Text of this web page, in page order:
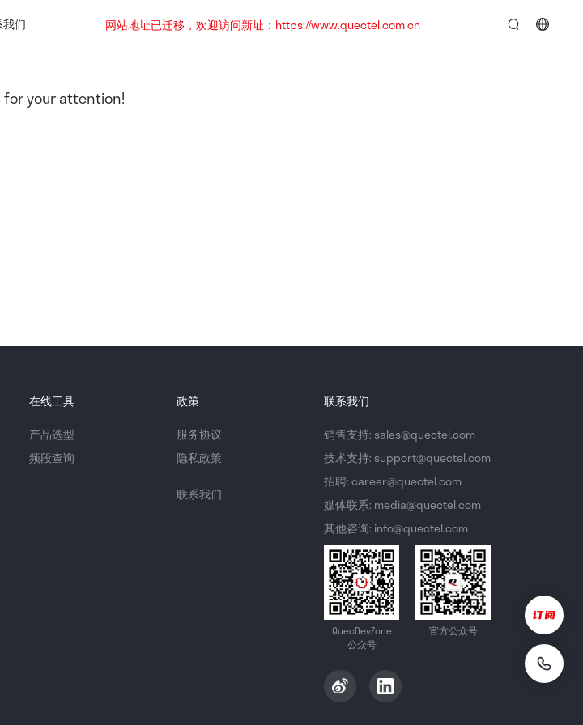
们
网站地址已迁移，欢迎访问新址：https://www.quectel.com.cn
for your attention!
在线工具
产品选型
频段查询
政策
服务协议
隐私政策
联系我们
联系我们
销售支持: sales@quectel.com
技术支持: support@quectel.com
招聘: career@quectel.com
媒体联系: media@quectel.com
其他咨询: info@quectel.com
QuecDevZone
公众号
官方公众号